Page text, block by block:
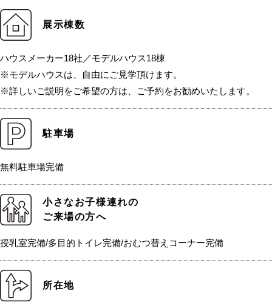
展示棟数
ハウスメーカー18社／モデルハウス18棟
※モデルハウスは、自由にご見学頂けます。
※詳しいご説明をご希望の方は、ご予約をお勧めいたします。
駐車場
無料駐車場完備
小さなお子様連れの
ご来場の方へ
授乳室完備/多目的トイレ完備/おむつ替えコーナー完備
所在地